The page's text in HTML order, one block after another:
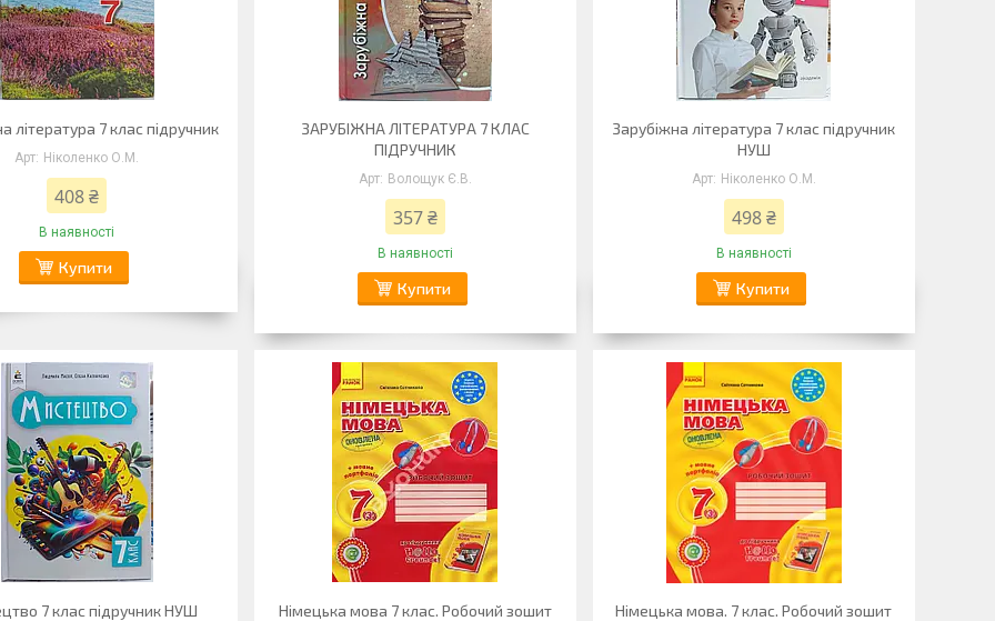
література 7 клас підручник
Ніколенко О.М.
408 ₴
В наявності
Купити
ЗАРУБІЖНА ЛІТЕРАТУРА 7 КЛАС
ПІДРУЧНИК
Волощук Є.В.
357 ₴
В наявності
Купити
Зарубіжна література 7 клас підручник
НУШ
Ніколенко О.М.
498 ₴
В наявності
Купити
7 клас підручник НУШ Німецька мова 7 клас. Робочий зошит
Німецька мова. 7 клас. Робочий зошит